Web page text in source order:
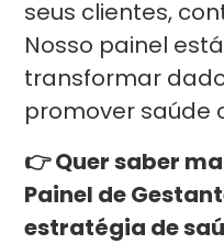
seus clientes,
Nosso painel
transformar
promover saúde
👉 Quer saber
Painel de
estratégia de